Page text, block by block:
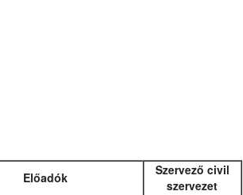
Előadók
Szervező civil
szervezet